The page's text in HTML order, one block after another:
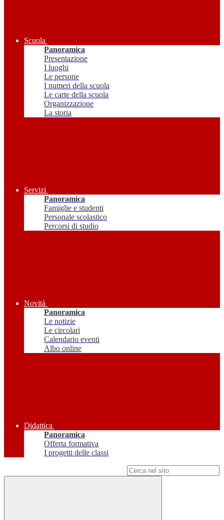
Scuola
Panoramica
Presentazione
I luoghi
Le persone
I numeri della scuola
Le carte della scuola
Organizzazione
La storia
Servizi
Panoramica
Famiglie e studenti
Personale scolastico
Percorsi di studio
Novità
Panoramica
Le notizie
Le circolari
Calendario eventi
Albo online
Didattica
Panoramica
Offerta formativa
I progetti delle classi